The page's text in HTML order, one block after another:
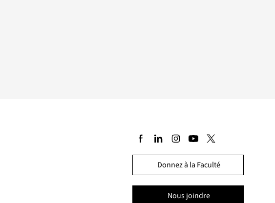
Donnez à la Faculté
Nous joindre